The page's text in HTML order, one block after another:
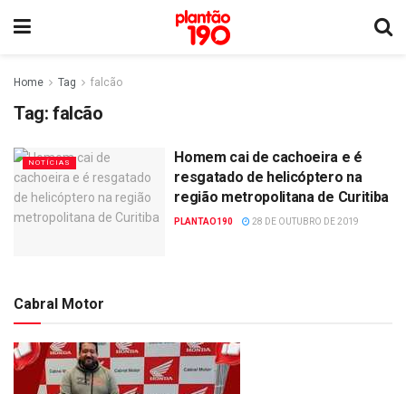
Home Tag falcão
Tag: falcão
NOTÍCIAS
Homem cai de cachoeira e é
resgatado de helicóptero na
região metropolitana de Curitiba
PLANTAO190 28 DE OUTUBRO DE 2019
Cabral Motor